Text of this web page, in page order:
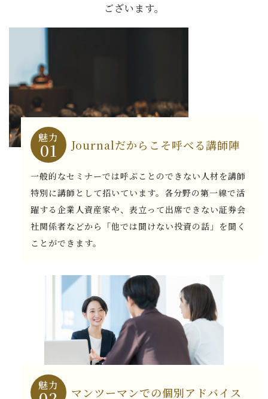
ございます。
魅力
01 Journalだからこそ呼べる講師陣
一般的なセミナーでは呼ぶことのできない人材を講師
特別に講師として招いています。各分野の第一線で活
躍する企業人資産家や、表立って出席できない証券会
社関係者などから「他では聞けない投資の話」を聞く
ことができます。
魅力 マンツーマンでの個別アドバイス